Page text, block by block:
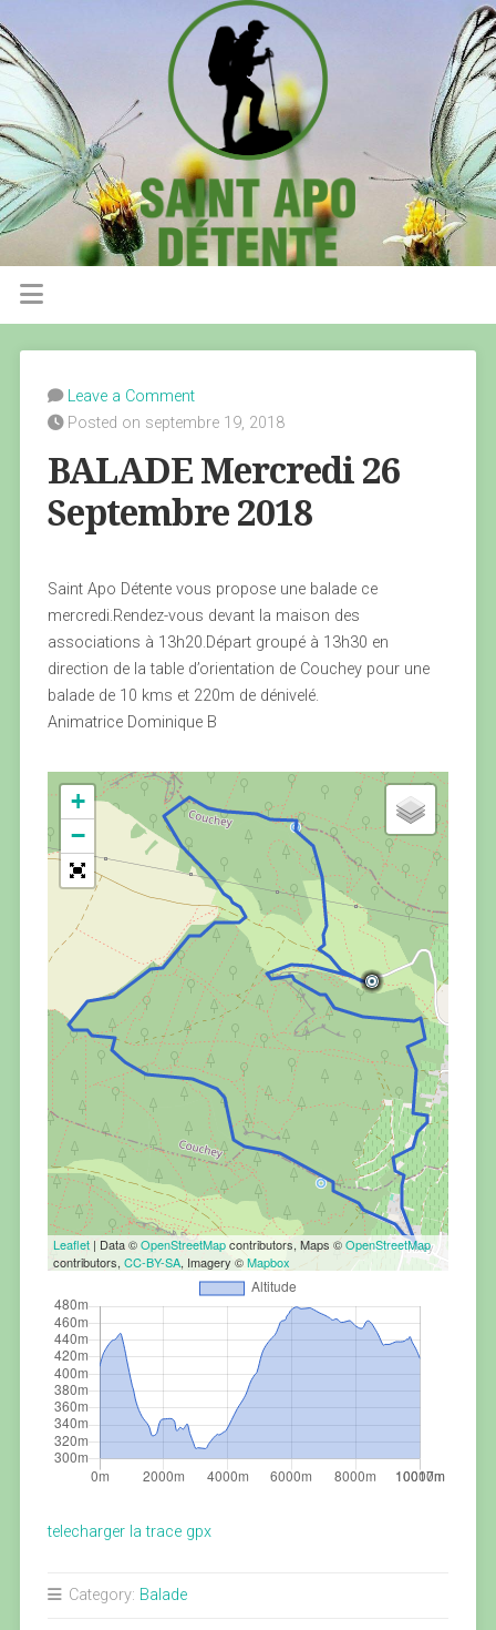
Leave a Comment
Posted on septembre 19, 2018
BALADE Mercredi 26
Septembre 2018
Saint Apo Détente vous propose une balade ce
mercredi.Rendez-vous devant la maison des
associations à 13h20.Départ groupé à 13h30 en
direction de la table d’orientation de Couchey pour une
balade de 10 kms et 220m de dénivelé.
Animatrice Dominique B
+
−
Leaflet| Data ©OpenStreetMapcontributors, Maps ©OpenStreetMap
contributors, CC-BY-SA, Imagery ©Mapbox
telecharger la trace gpx
Category: Balade